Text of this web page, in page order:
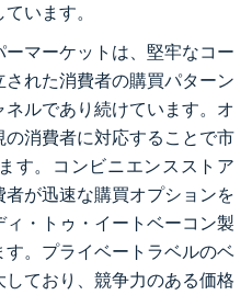
います。
マーケットは、堅牢なコー
れた消費者の購買パターン
ルであり続けています。オ
消費者に対応することで市
す。コンビニエンスストア
が迅速な購買オプションを
・トゥ・イートベーコン製
。プライベートラベルのベ
ており、競争力のある価格